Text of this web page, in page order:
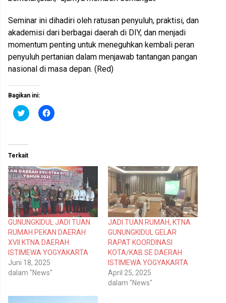
Seminar ini dihadiri oleh ratusan penyuluh, praktisi, dan
akademisi dari berbagai daerah di DIY, dan menjadi
momentum penting untuk meneguhkan kembali peran
penyuluh pertanian dalam menjawab tantangan pangan
nasional di masa depan. (Red)
Bagikan ini:
K
l
n
t
u
k
b
e
r
b
a
g
i
p
a
d
a
T
w
i
t
t
e
M
K
l
k
m
e
m
b
a
g
i
k
a
n
d
i
F
a
e
k
Terkait
GUNUNGKIDUL JADI TUAN
RUMAH PEKAN DAERAH
XVII KTNA DAERAH
ISTIMEWA YOGYAKARTA
Juni 18, 2025
dalam "News"
JADI TUAN RUMAH, KTNA
GUNUNGKIDUL GELAR
RAPAT KOORDINASI
KOTA/KAB SE DAERAH
ISTIMEWA YOGYAKARTA
April 25, 2025
dalam "News"